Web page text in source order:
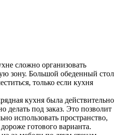
сложно организовать
зону. Большой обеденный стол
только если кухня
кухня была действительно
делать под заказ. Это позволит
использовать пространство,
готового варианта.